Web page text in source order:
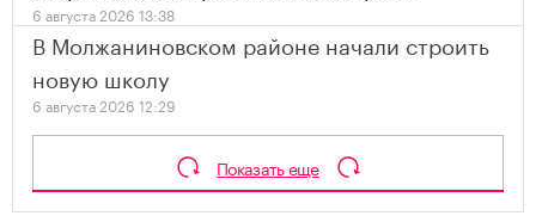
6 августа 2026 13:38
В Молжаниновском районе начали строить
новую школу
6 августа 2026 12:29
Показать еще